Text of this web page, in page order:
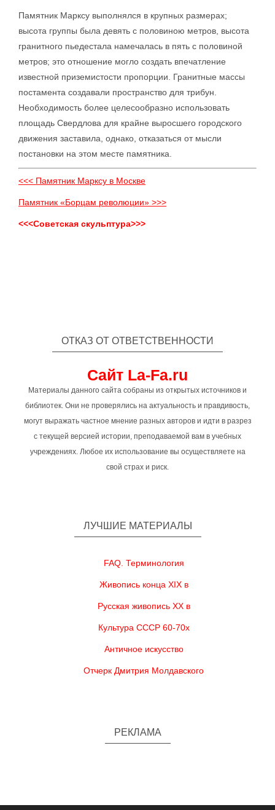
Памятник Марксу выполнялся в крупных размерах;
высота группы была девять с половиною метров, высота
гранитного пьедестала намечалась в пять с половиной
метров; это отношение могло создать впечатление
известной приземистости пропорции. Гранитные массы
постамента создавали пространство для трибун.
Необходимость более целесообразно использовать
площадь Свердлова для крайне выросшего городского
движения заставила, однако, отказаться от мысли
постановки на этом месте памятника.
<<< Памятник Марксу в Москве
Памятник «Борцам революции» >>>
<<<Советская скульптура>>>
ОТКАЗ ОТ ОТВЕТСТВЕННОСТИ
Сайт La-Fa.ru
Материалы данного сайта собраны из открытых источников и
библиотек. Они не проверялись на актуальность и правдивость,
могут выражать частное мнение разных авторов и идти в разрез
с текущей версией истории, преподаваемой вам в учебных
учреждениях. Любое их использование вы осуществляете на
свой страх и риск.
ЛУЧШИЕ МАТЕРИАЛЫ
FAQ. Терминология
Живопись конца XIX в
Русская живопись XX в
Культура СССР 60-70х
Античное искусство
Отчерк Дмитрия Молдавского
РЕКЛАМА